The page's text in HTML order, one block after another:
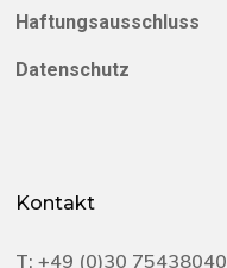
Haftungsausschluss
Datenschutz
Kontakt
T:+49 (0)30 75438040‬